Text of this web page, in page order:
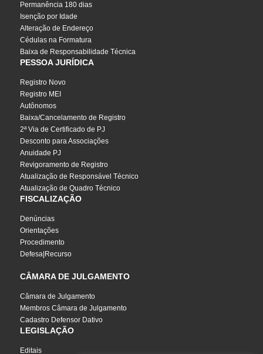
Permanência 180 dias
Isenção por Idade
Alteração de Endereço
Cédulas na Formatura
Baixa de Responsabilidade Técnica
PESSOA JURÍDICA
Registro Novo
Registro MEI
Autônomos
Baixa/Cancelamento de Registro
2ª Via de Certificado de PJ
Desconto para Associações
Anuidade PJ
Revigoramento de Registro
Atualização de Responsável Técnico
Atualização de Quadro Técnico
FISCALIZAÇÃO
Denúncias
Orientações
Procedimento
Defesa|Recurso
CÂMARA DE JULGAMENTO
Câmara de Julgamento
Membros Câmara de Julgamento
Cadastro Defensor Dativo
LEGISLAÇÃO
Editais